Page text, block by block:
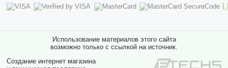
Использование материалов этого сайта
возможно только с ссылкой на источник.
Создание интернет магазина